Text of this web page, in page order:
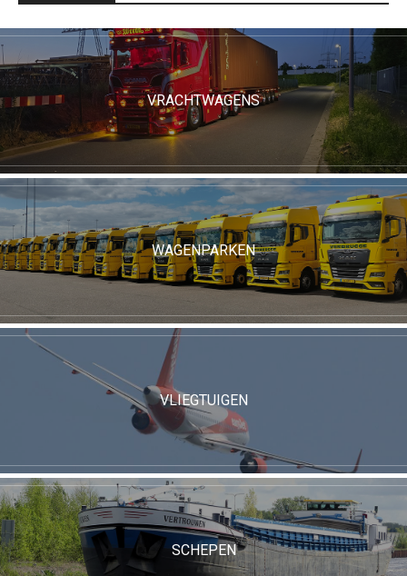
VRACHTWAGENS
WAGENPARKEN
VLIEGTUIGEN
SCHEPEN